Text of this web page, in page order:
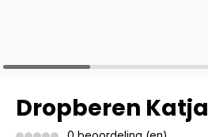
Dropberen Katja